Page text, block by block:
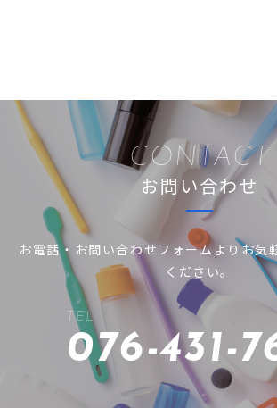
CONTACT
お問い合わせ
お電話・お問い合わせフォームよりお気
ください。
TEL
076-431-